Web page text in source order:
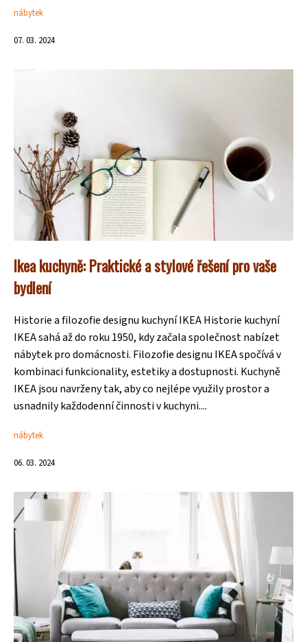
nábytek
07. 03. 2024
Ikea kuchyně: Praktické a stylové řešení pro vaše
bydlení
Historie a filozofie designu kuchyní IKEA Historie kuchyní
IKEA sahá až do roku 1950, kdy začala společnost nabízet
nábytek pro domácnosti. Filozofie designu IKEA spočívá v
kombinaci funkcionality, estetiky a dostupnosti. Kuchyně
IKEA jsou navrženy tak, aby co nejlépe využily prostor a
usnadnily každodenní činnosti v kuchyni....
nábytek
06. 03. 2024